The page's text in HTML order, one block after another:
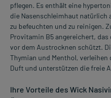
pflegen. Es enthält eine
die Nasenschleimhaut natürlich
zu befeuchten und zu reinigen.
Provitamin B5 angereichert,
vor dem Austrocknen schützt.
Thymian und Menthol,
Duft und unterstützen die freie
Ihre Vorteile des Wick